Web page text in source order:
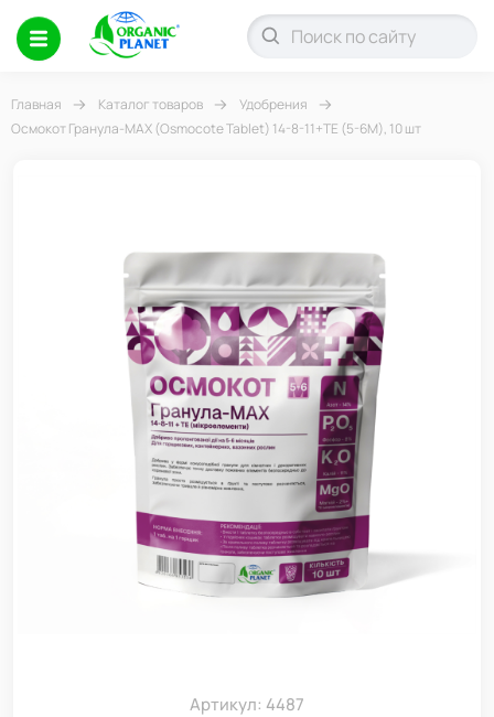
Главная Каталог товаров
Удобрения
Осмокот Гранула-МАХ (Osmocote Tablet) 14-8-11+ТЕ (5-6М), 10 шт
Артикул: 4487